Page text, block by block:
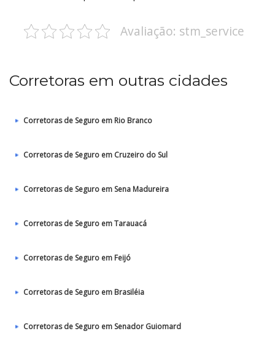
Avaliação: stm_service
Corretoras em outras cidades
Corretoras de Seguro em Rio Branco
Corretoras de Seguro em Cruzeiro do Sul
Corretoras de Seguro em Sena Madureira
Corretoras de Seguro em Tarauacá
Corretoras de Seguro em Feijó
Corretoras de Seguro em Brasiléia
Corretoras de Seguro em Senador Guiomard